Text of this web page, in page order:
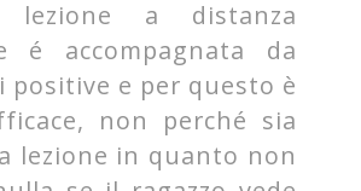
a distanza
é accompagnata da
positive e per questo è
non perché sia
lezione in quanto non